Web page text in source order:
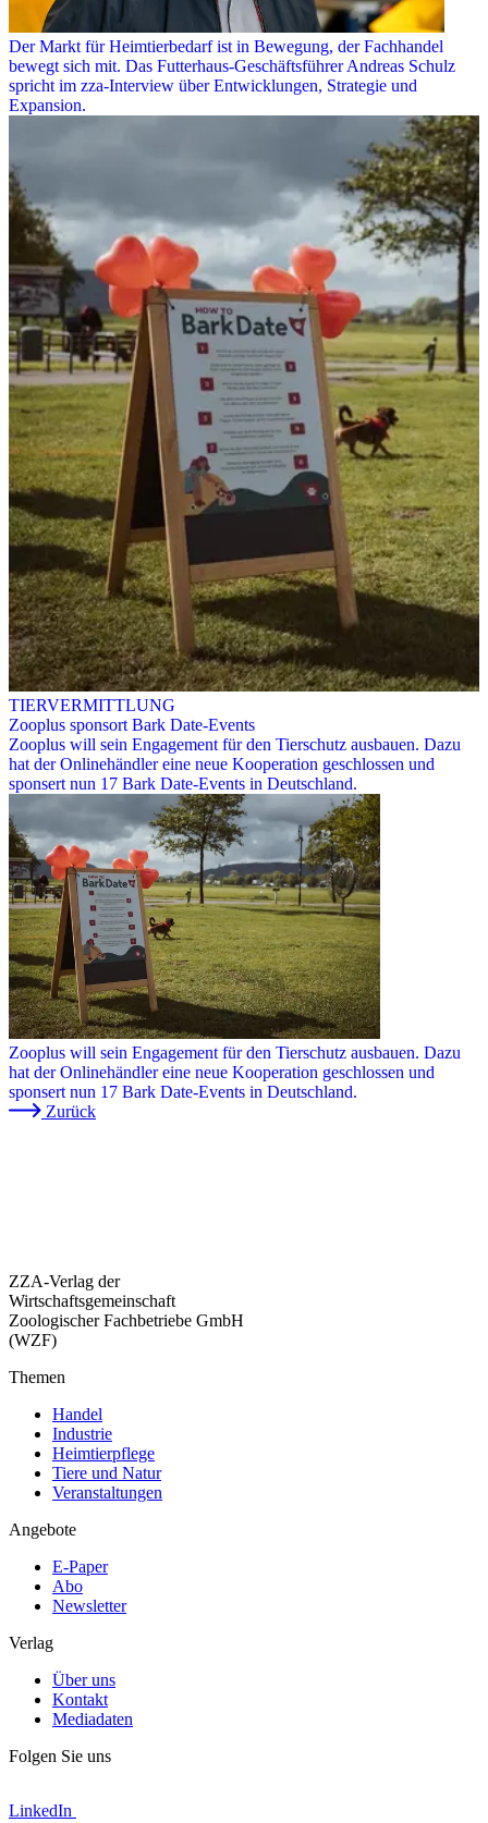
Der Markt für Heimtierbedarf ist in Bewegung, der Fachhandel
bewegt sich mit. Das Futterhaus-Geschäftsführer Andreas Schulz
spricht im zza-Interview über Entwicklungen, Strategie und
Expansion.
TIERVERMITTLUNG
Zooplus sponsort Bark Date-Events
Zooplus will sein Engagement für den Tierschutz ausbauen. Dazu
hat der Onlinehändler eine neue Kooperation geschlossen und
sponsert nun 17 Bark Date-Events in Deutschland.
Zooplus will sein Engagement für den Tierschutz ausbauen. Dazu
hat der Onlinehändler eine neue Kooperation geschlossen und
sponsert nun 17 Bark Date-Events in Deutschland.
Zurück
ZZA-Verlag der
Wirtschaftsgemeinschaft
Zoologischer Fachbetriebe GmbH
(WZF)
Themen
Handel
Industrie
Heimtierpflege
Tiere und Natur
Veranstaltungen
Angebote
E-Paper
Abo
Newsletter
Verlag
Über uns
Kontakt
Mediadaten
Folgen Sie uns
LinkedIn